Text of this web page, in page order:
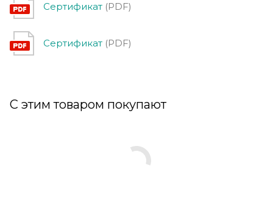
Сертификат (PDF)
Сертификат (PDF)
С этим товаром покупают